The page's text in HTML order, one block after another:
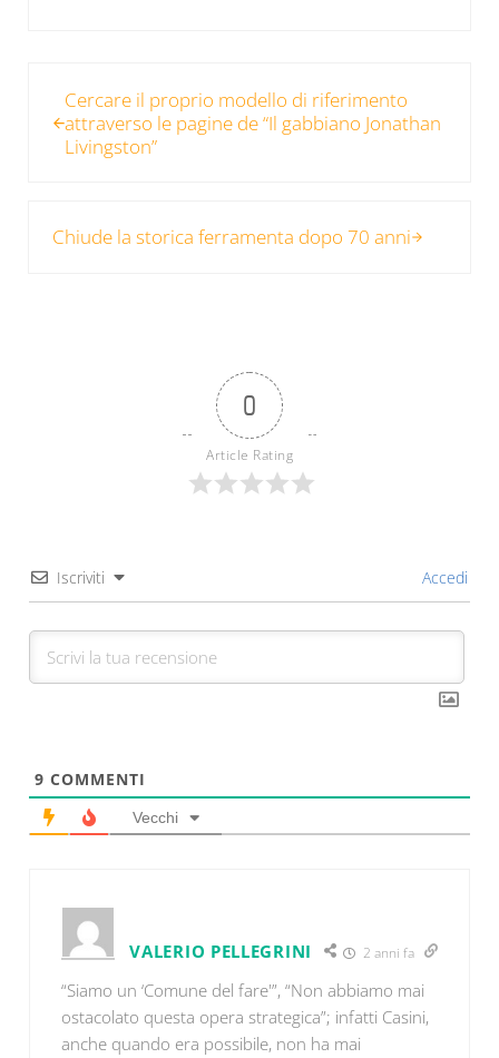
Cercare il proprio modello di riferimento
attraverso le pagine de “Il gabbiano Jonathan
Livingston”
Chiude la storica ferramenta dopo 70 anni
0
Article Rating
Iscriviti Accedi
9 COMMENTI
Vecchi
VALERIO PELLEGRINI 2 anni fa
“Siamo un ‘Comune del fare'”, “Non abbiamo mai
ostacolato questa opera strategica”; infatti Casini,
anche quando era possibile, non ha mai